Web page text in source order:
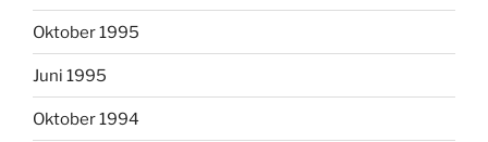
Oktober 1995
Juni 1995
Oktober 1994